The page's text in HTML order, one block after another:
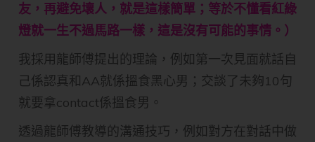
友，再避免壞人，就是這樣簡單；等於不懂看紅綠
燈就一生不過馬路一樣，這是沒有可能的事情。）
我採用龍師傅提出的理論，例如第一次見面就話自
己係認真和AA就係搵食黑心男；交談了未夠10句
就要拿contact係搵食男。
透過龍師傅教導的溝通技巧，例如對方在對話中做